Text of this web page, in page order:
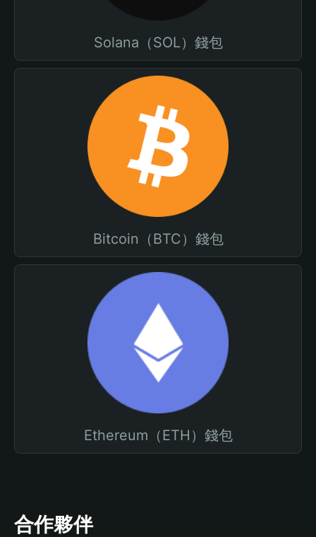
Solana（SOL）錢包
Bitcoin（BTC）錢包
Ethereum（ETH）錢包
合作夥伴